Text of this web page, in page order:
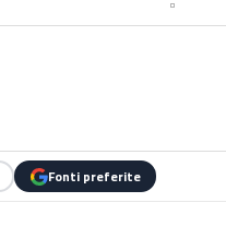
Fonti preferite